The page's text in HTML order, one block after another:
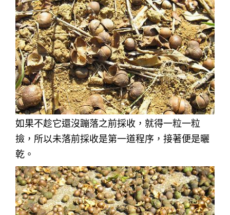
如果不趁它還沒蹦落之前採收，就得一粒一粒
撿，所以未落前採收是第一道程序，接著便是曬
乾。